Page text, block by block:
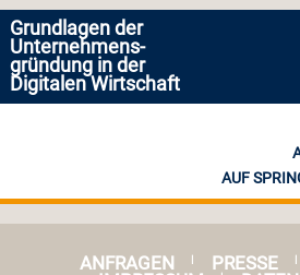
Grundlagen der
Unternehmens-
gründung in der
Digitalen Wirtschaft
AUF
ANFRAGEN | PRESSE |